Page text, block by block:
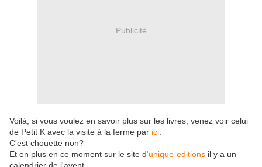
Publicité
Voilà, si vous voulez en savoir plus sur les livres, venez voir celui
de Petit K avec la visite à la ferme par ici
C'est chouette non?
Et en plus en ce moment sur le site d'unique-editions il y a un